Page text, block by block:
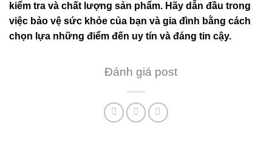
kiểm tra và chất lượng sản phẩm. Hãy dẫn đầu trong
việc bảo vệ sức khỏe của bạn và gia đình bằng cách
chọn lựa những điểm đến uy tín và đáng tin cậy.
Đánh giá post